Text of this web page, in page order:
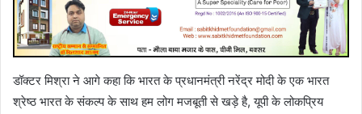
डॉक्टर मिश्रा ने आगे कहा कि भारत के प्रधानमंत्री नरेंद्र मोदी के एक भारत
श्रेष्ठ भारत के संकल्प के साथ हम लोग मजबूती से खड़े है, यूपी के लोकप्रिय